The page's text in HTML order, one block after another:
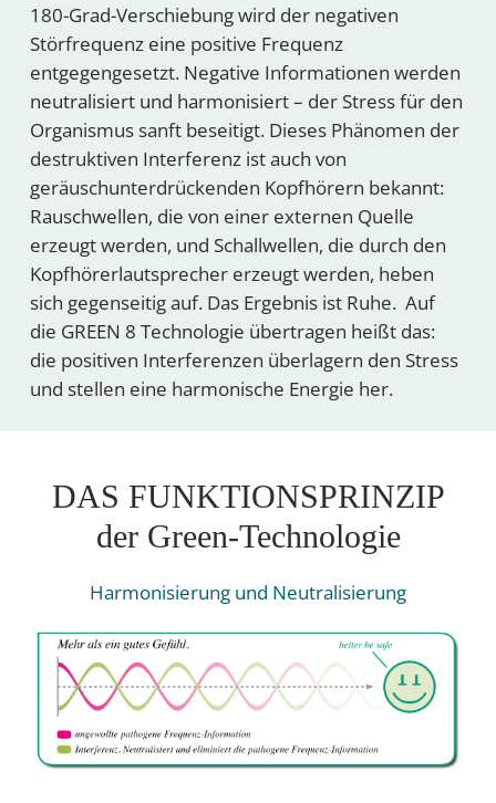
180-Grad-Verschiebung wird der negativen
Störfrequenz eine positive Frequenz
entgegengesetzt. Negative Informationen werden
neutralisiert und harmonisiert – der Stress für den
Organismus sanft beseitigt. Dieses Phänomen der
destruktiven Interferenz ist auch von
geräuschunterdrückenden Kopfhörern bekannt:
Rauschwellen, die von einer externen Quelle
erzeugt werden, und Schallwellen, die durch den
Kopfhörerlautsprecher erzeugt werden, heben
sich gegenseitig auf. Das Ergebnis ist Ruhe. Auf
die GREEN 8 Technologie übertragen heißt das:
die positiven Interferenzen überlagern den Stress
und stellen eine harmonische Energie her.
DAS FUNKTIONSPRINZIP
der Green-Technologie
Harmonisierung und Neutralisierung